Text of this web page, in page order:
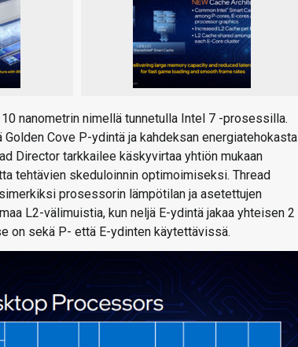
nanometrin nimellä tunnetulla Intel 7 -prosessilla.
Cove P-ydintä ja kahdeksan energiatehokasta
Director tarkkailee käskyvirtaa yhtiön mukaan
tehtävien skeduloinnin optimoimiseksi. Thread
prosessorin lämpötilan ja asetettujen
L2-välimuistia, kun neljä E-ydintä jakaa yhteisen 2
on sekä P- että E-ydinten käytettävissä.